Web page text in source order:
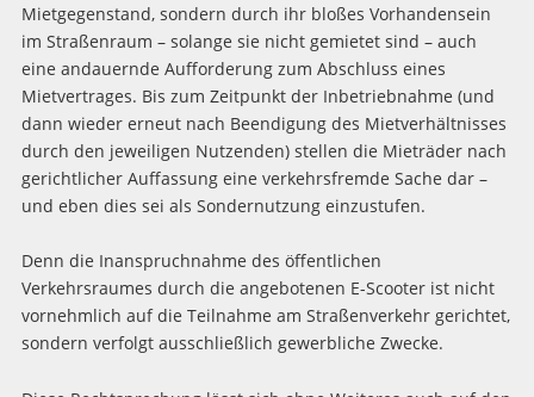
Mietgegenstand, sondern durch ihr bloßes Vorhandensein
im Straßenraum – solange sie nicht gemietet sind – auch
eine andauernde Aufforderung zum Abschluss eines
Mietvertrages. Bis zum Zeitpunkt der Inbetriebnahme (und
dann wieder erneut nach Beendigung des Mietverhältnisses
durch den jeweiligen Nutzenden) stellen die Mieträder nach
gerichtlicher Auffassung eine verkehrsfremde Sache dar –
und eben dies sei als Sondernutzung einzustufen.
Denn die Inanspruchnahme des öffentlichen
Verkehrsraumes durch die angebotenen E-Scooter ist nicht
vornehmlich auf die Teilnahme am Straßenverkehr gerichtet,
sondern verfolgt ausschließlich gewerbliche Zwecke.